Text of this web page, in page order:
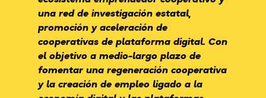
una red de investigación estatal,
promoción y aceleración de
cooperativas de plataforma digital. Con
el objetivo a medio-largo plazo de
fomentar una regeneración cooperativa
y la creación de empleo ligado a la